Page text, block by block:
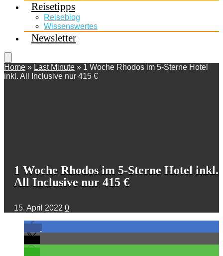
Reisetipps
Reiseblog
Wissenswertes
Newsletter
Home » Last Minute » 1 Woche Rhodos im 5-Sterne Hotel
inkl. All Inclusive nur 415 €
1 Woche Rhodos im 5-Sterne Hotel inkl.
All Inclusive nur 415 €
15. April 2022 0